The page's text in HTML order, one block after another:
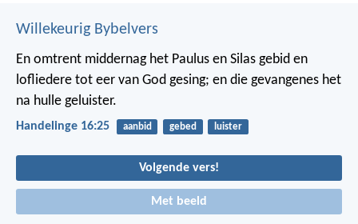
Willekeurig Bybelvers
En omtrent middernag het Paulus en Silas gebid en
lofliedere tot eer van God gesing; en die gevangenes het
na hulle geluister.
Handelinge 16:25 aanbid gebed luister
Volgende vers!
Met beeld